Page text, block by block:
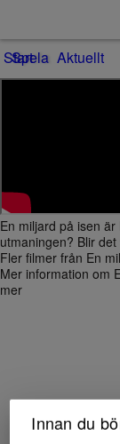
Spela
Start Aktuellt
En miljard på isen är
utmaningen? Blir
Fler filmer från En
Mer information om
mer
Innan du